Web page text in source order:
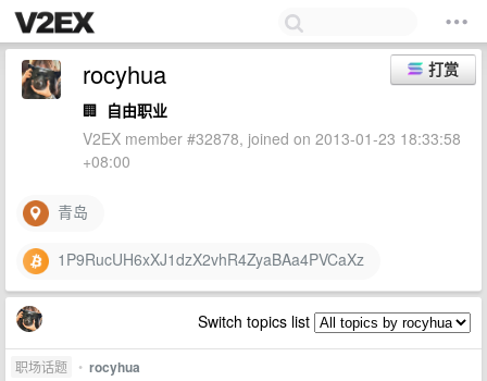
打赏
rocyhua
🏢 自由职业
V2EX member #32878, joined on 2013-01-23 18:33:58
+08:00
青岛
1P9RucUH6xXJ1dzX2vhR4ZyaBAa4PVCaXz
Switch topics list
职场话题 • rocyhua